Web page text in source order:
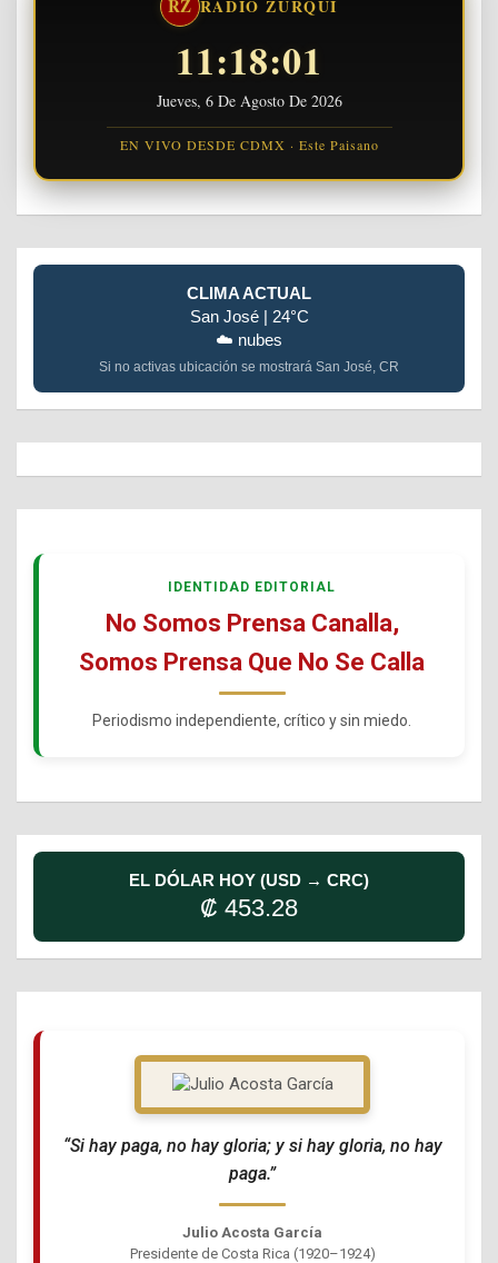
RZ RADIO ZURQUÍ
11:18:02
Jueves, 6 De Agosto De 2026
EN VIVO DESDE CDMX · Este Paisano
CLIMA ACTUAL
San José | 24°C
☁️ nubes
Si no activas ubicación se mostrará San José, CR
IDENTIDAD EDITORIAL
No Somos Prensa Canalla,
Somos Prensa Que No Se Calla
Periodismo independiente, crítico y sin miedo.
EL DÓLAR HOY (USD → CRC)
₡ 453.28
“Si hay paga, no hay gloria; y si hay gloria, no hay
paga.”
Julio Acosta García
Presidente de Costa Rica (1920–1924)